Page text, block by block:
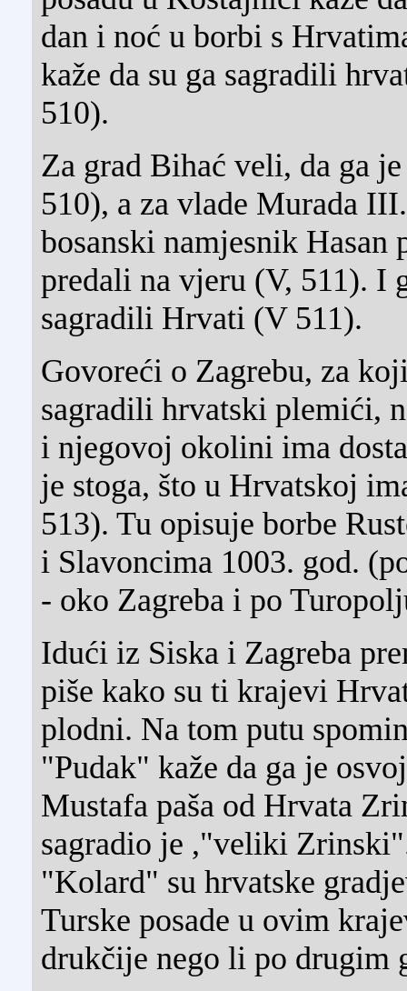
dan i noć u borbi s
kaže da su ga sagradili
510).
Za grad Bihać veli, da ga
510), a za vlade Murada
bosanski namjesnik Hasan
predali na vjeru (V, 511). I
sagradili Hrvati (V 511).
Govoreći o Zagrebu, za
sagradili hrvatski plemići,
i njegovoj okolini ima
je stoga, što u Hrvatskoj
513). Tu opisuje borbe
i Slavoncima 1003. god.
- oko Zagreba i po
Idući iz Siska i Zagreba
piše kako su ti krajevi
plodni. Na tom putu
"Pudak" kaže da ga je
Mustafa paša od Hrvata
sagradio je ,"veliki
"Kolard" su hrvatske
Turske posade u ovim
drukčije nego li po drugim